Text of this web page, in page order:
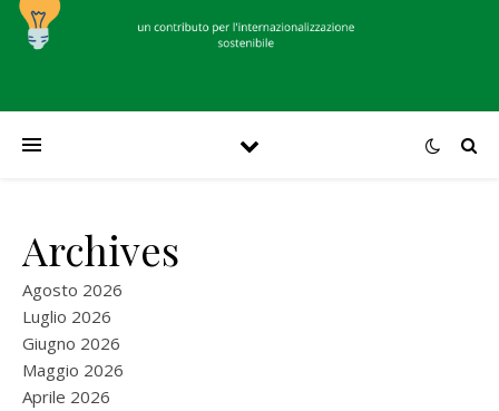
Archives
Agosto 2026
Luglio 2026
Giugno 2026
Maggio 2026
Aprile 2026